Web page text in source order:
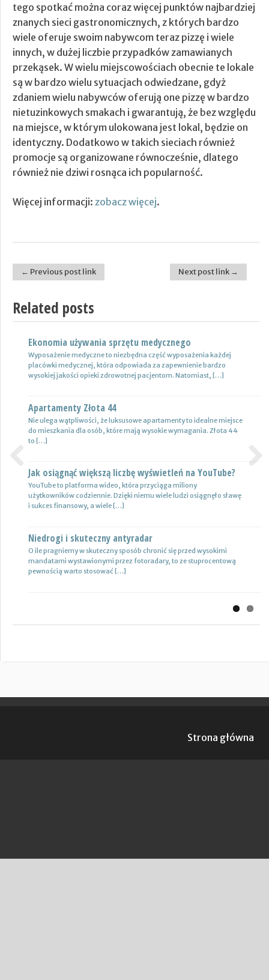
tego spotkać można coraz więcej punktów najbardziej
znanych sieci gastronomicznych, z których bardzo
wiele oferuje swoim nabywcom teraz pizzę i wiele
innych, w dużej liczbie przypadków zamawianych
przekąsek. W wielu miejscowościach obecnie te lokale
są w bardzo wielu sytuacjach odwiedzane, gdyż
zdaniem wielu nabywców oferują one pizzę w bardzo
nietuzinkowych smakach i gwarantują, że bez względu
na miejsce, w którym ulokowana jest lokal, będzie on
identyczny. Dodatkowo w takich sieciach również
promocje są organizowane równocześnie, dlatego
również nie dziwi rosnąca ich popularność.
Więcej informacji: zobacz więcej.
Post navigation
← Previous post link Next post link →
Related posts
Ekonomia używania sprzętu medycznego
Wyposażenie medyczne to niezbędna część wyposażenia każdej
placówki medycznej, która odpowiada za zapewnienie bardzo
wysokiej jakości opieki zdrowotnej pacjentom. Natomiast, […]
Apartamenty Złota 44
Nie ulega wątpliwości, że luksusowe apartamenty to idealne miejsce
do mieszkania dla osób, które mają wysokie wymagania. Złota 44
to […]
Jak osiągnąć większą liczbę wyświetleń na YouTube?
YouTube to platforma wideo, która przyciąga miliony
użytkowników codziennie. Dzięki niemu wiele ludzi osiągnęło sławę
i sukces finansowy, a wiele […]
Niedrogi i skuteczny antyradar
O ile pragniemy w skuteczny sposób chronić się przed wysokimi
mandatami wystawionymi przez fotoradary, to ze stuprocentową
pewnością warto stosować […]
Nowoczesne lampy
Nie ulega wątpliwości, że do pojazdów powinno być dobrane
oświetlenie wysokiej jakości, które zapewni wysoki poziom
bezpieczeństwa oraz podniesie komfort […]
Wynajem samochodów i naczep – usługi
Z całą pewnością firmy transportowe spedycyjne czy także
logistyczne potrzebują przede wszystkim nowoczesnej floty aut,
które są gotowe do pracy. […]
Certyfikat uprawnień w branży budowlanej
Uprawnienia w biznesie budowlanej dotyczą różnych specjalności.
Jest to specjalność architektoniczna, niemniej jednak również
konstrukcyjno-budowlana, inżynieryjna oraz instalacyjna. Warto
Drewutnia z palet na działkę
Wiele osób zastanawia się, jaki rodzaj drewutni ogrodowej sprawdzi
się najlepiej w sytuacji bezpiecznego przechowywania na przykład
Previous
Strona główna